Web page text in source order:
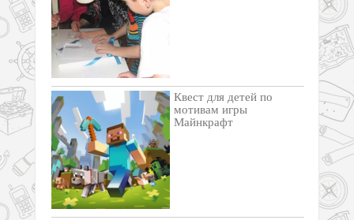
Квест для детей по
мотивам игры
Майнкрафт